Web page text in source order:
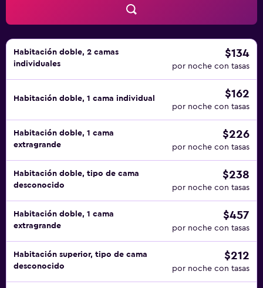
Habitación doble, 2 camas
individuales
$134
por noche con tasas
Habitación doble, 1 cama individual $162
por noche con tasas
Habitación doble, 1 cama
extragrande
$226
por noche con tasas
Habitación doble, tipo de cama
desconocido
$238
por noche con tasas
Habitación doble, 1 cama
extragrande
$457
por noche con tasas
Habitación superior, tipo de cama
desconocido
$212
por noche con tasas